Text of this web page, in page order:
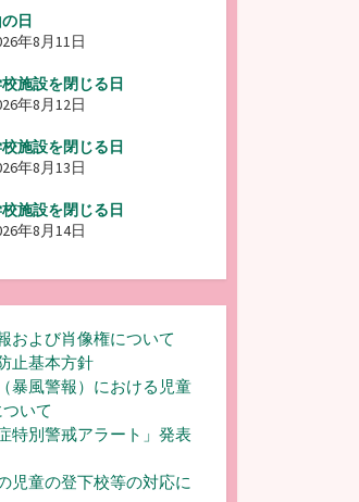
日
年8月11日
施設を閉じる日
年8月12日
施設を閉じる日
年8月13日
施設を閉じる日
年8月14日
および肖像権について
止基本方針
暴風警報）における児童
いて
特別警戒アラート」発表
児童の登下校等の対応に